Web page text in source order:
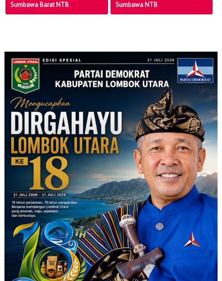
Sumbawa Barat NTB Sumbawa NTB